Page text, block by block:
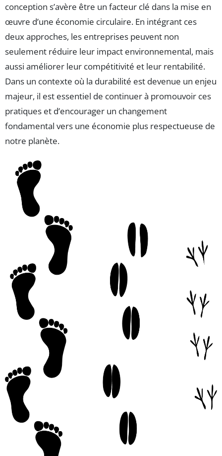
conception s’avère être un facteur clé dans la mise en
œuvre d’une économie circulaire. En intégrant ces
deux approches, les entreprises peuvent non
seulement réduire leur impact environnemental, mais
aussi améliorer leur compétitivité et leur rentabilité.
Dans un contexte où la durabilité est devenue un enjeu
majeur, il est essentiel de continuer à promouvoir ces
pratiques et d’encourager un changement
fondamental vers une économie plus respectueuse de
notre planète.